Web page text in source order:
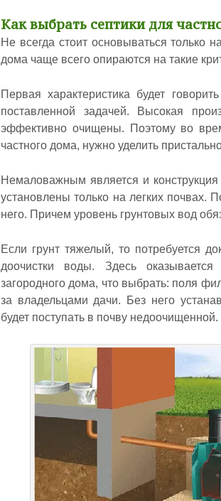
Как выбрать септики для
Не всегда стоит основываться только
дома чаще всего опираются на такие
Первая характеристика будет
поставленной задачей. Высокая
эффективно очищены. Поэтому во
частного дома, нужно уделить
Немаловажным является и
установлены только на легких почвах.
него. Причем уровень грунтовых вод
Если грунт тяжелый, то потребуется
доочистки воды. Здесь
загородного дома, что выбрать: поля
за владельцами дачи. Без него
будет поступать в почву недоочищенной.